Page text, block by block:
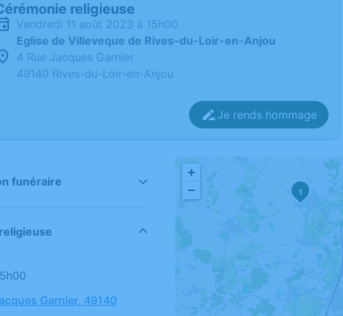
religieuse
vendredi 11 août 2023 à 15h00
Eglise de Villeveque de Rives-du-Loir-en-Anjou
4 Rue Jacques Garnier
49140 Rives-du-Loir-en-Anjou
Je rends hommage
funéraire
Garnier, 49140
1
+
−